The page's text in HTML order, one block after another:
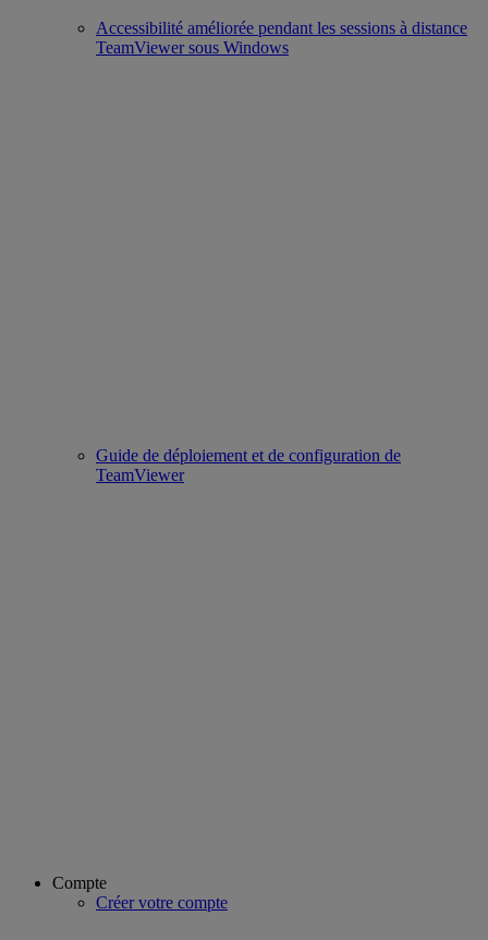
Accessibilité améliorée pendant les sessions à distance
TeamViewer sous Windows
Guide de déploiement et de configuration de
TeamViewer
Compte
Créer votre compte